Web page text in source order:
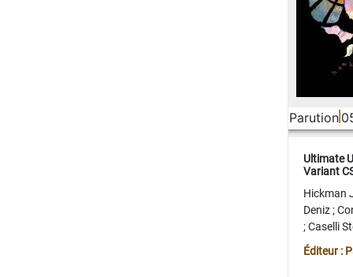
Parution
Ultimate
Variant
Hickman
Deniz;
;Caselli
Juan
Éditeur :